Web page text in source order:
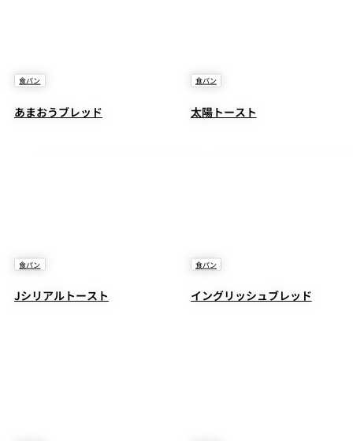
食パン
あまおうブレッド
食パン
太陽トースト
食パン
Jシリアルトースト
食パン
イングリッシュブレッド